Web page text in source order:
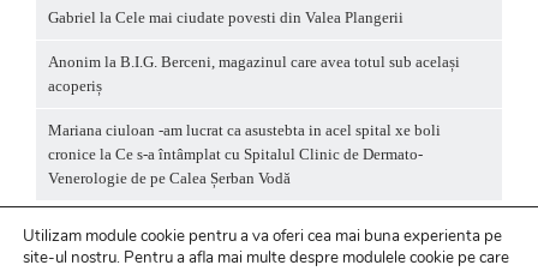
Gabriel la Cele mai ciudate povesti din Valea Plangerii
Anonim la B.I.G. Berceni, magazinul care avea totul sub același
acoperiș
Mariana ciuloan -am lucrat ca asustebta in acel spital xe boli
cronice la Ce s-a întâmplat cu Spitalul Clinic de Dermato-
Venerologie de pe Calea Șerban Vodă
Utilizam module cookie pentru a va oferi cea mai buna experienta pe
site-ul nostru. Pentru a afla mai multe despre modulele cookie pe care